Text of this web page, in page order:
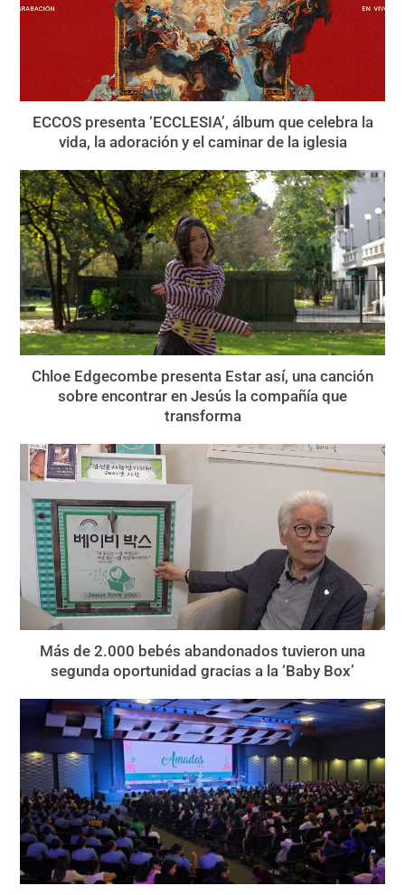
ECCOS presenta ‘ECCLESIA’, álbum que celebra la
vida, la adoración y el caminar de la iglesia
Chloe Edgecombe presenta Estar así, una canción
sobre encontrar en Jesús la compañía que
transforma
Más de 2.000 bebés abandonados tuvieron una
segunda oportunidad gracias a la ‘Baby Box’